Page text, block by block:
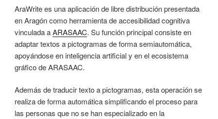
AraWrite es una aplicación de libre distribución presentada
en Aragón como herramienta de accesibilidad cognitiva
vinculada aARASAAC. Su función principal consiste en
adaptar textos a pictogramas de forma semiautomática,
apoyándose en inteligencia artificial y en el ecosistema
gráfico de ARASAAC.
Además de traducir texto a pictogramas, esta operación se
realiza de forma automática simplificando el proceso para
las personas que no se han especializado en la